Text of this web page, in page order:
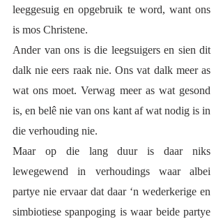
leeggesuig en opgebruik te word, want ons
is mos Christene.
Ander van ons is die leegsuigers en sien dit
dalk nie eers raak nie. Ons vat dalk meer as
wat ons moet. Verwag meer as wat gesond
is, en belê nie van ons kant af wat nodig is in
die verhouding nie.
Maar op die lang duur is daar niks
lewegewend in verhoudings waar albei
partye nie ervaar dat daar ‘n wederkerige en
simbiotiese spanpoging is waar beide partye